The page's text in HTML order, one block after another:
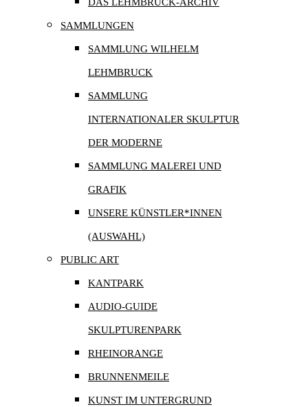
SAMMLUNGEN
SAMMLUNG WILHELM
LEHMBRUCK
SAMMLUNG
INTERNATIONALER SKULPTUR
DER MODERNE
SAMMLUNG MALEREI UND
GRAFIK
UNSERE KÜNSTLER*INNEN
(AUSWAHL)
PUBLIC ART
KANTPARK
AUDIO-GUIDE
SKULPTURENPARK
RHEINORANGE
BRUNNENMEILE
KUNST IM UNTERGRUND